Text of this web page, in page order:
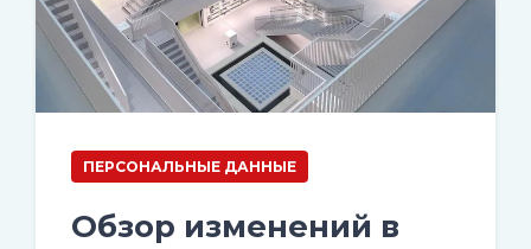
ПЕРСОНАЛЬНЫЕ ДАННЫЕ
Обзор изменений в